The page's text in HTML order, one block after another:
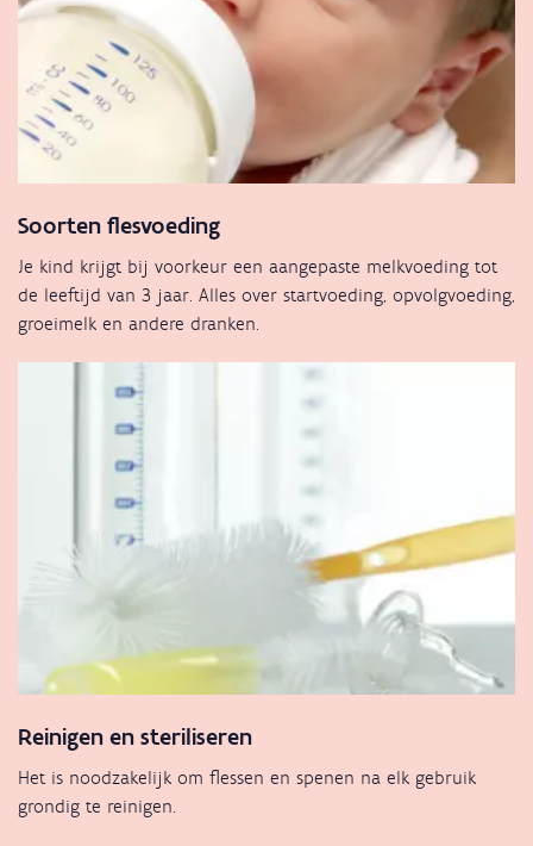
Soorten flesvoeding
Je kind krijgt bij voorkeur een aangepaste melkvoeding tot
de leeftijd van 3 jaar. Alles over startvoeding, opvolgvoeding,
groeimelk en andere dranken.
Reinigen en steriliseren
Het is noodzakelijk om flessen en spenen na elk gebruik
grondig te reinigen.